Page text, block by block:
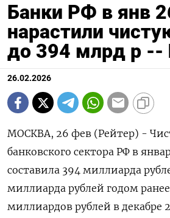
Банки РФ в янв
нарастили
до 394 млрд р
26.02.2026
МОСКВА, 26 фев (Рейтер) -
банковского сектора РФ в
составила 394 миллиарда
миллиарда ‌рублей годом
миллиардов рублей в декабре